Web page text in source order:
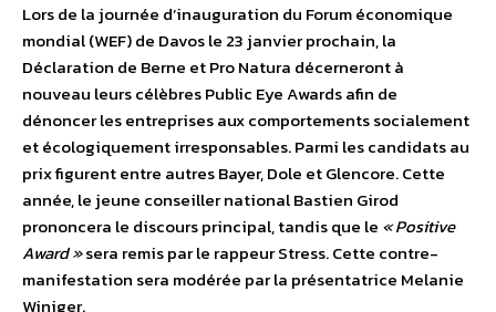
Lors de la journée d’inauguration du Forum économique
mondial (WEF) de Davos le 23 janvier prochain, la
Déclaration de Berne et Pro Natura décerneront à
nouveau leurs célèbres Public Eye Awards afin de
dénoncer les entreprises aux comportements socialement
et écologiquement irresponsables. Parmi les candidats au
prix figurent entre autres Bayer, Dole et Glencore. Cette
année, le jeune conseiller national Bastien Girod
prononcera le discours principal, tandis que le « Positive
Award »sera remis par le rappeur Stress. Cette contre-
manifestation sera modérée par la présentatrice Melanie
Winiger.